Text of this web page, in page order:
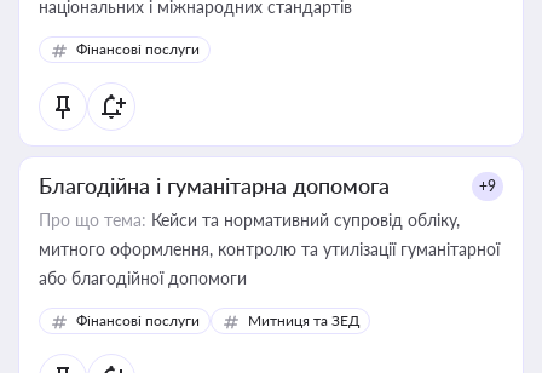
національних і міжнародних стандартів
Фінансові послуги
Благодійна і гуманітарна допомога +9
Про що тема: Кейси та нормативний супровід обліку,
митного оформлення, контролю та утилізації гуманітарної
або благодійної допомоги
Фінансові послуги Митниця та ЗЕД